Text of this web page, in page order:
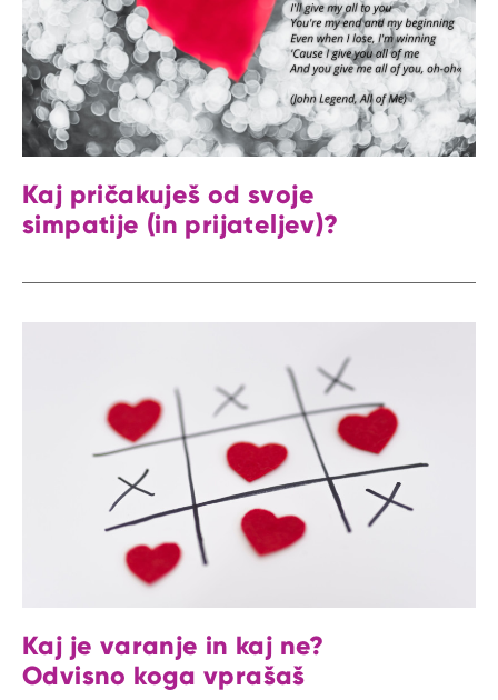
Kaj pričakuješ od svoje
simpatije (in prijateljev)?
Kaj je varanje in kaj ne?
Odvisno koga vprašaš